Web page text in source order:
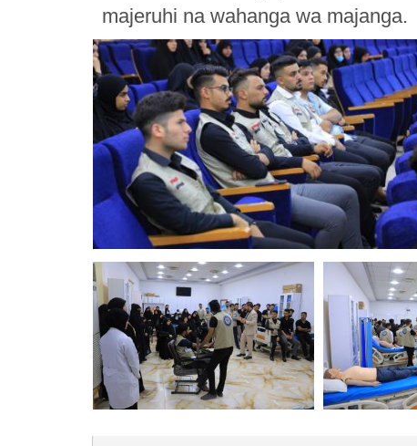
majeruhi na wahanga wa majanga.